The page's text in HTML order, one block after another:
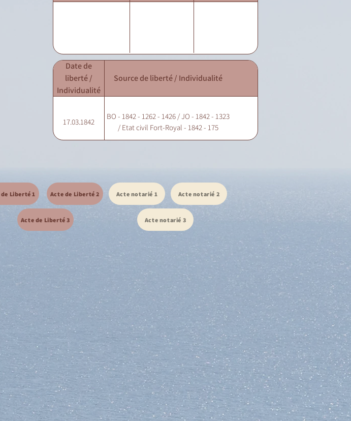
Date de
liberté /
Individualité
Source de liberté / Individualité
17.03.1842
BO - 1842 - 1262 - 1426 / JO - 1842 - 1323
/ Etat civil Fort-Royal - 1842 - 175
Liberté 1 Acte de Liberté 2
Acte de Liberté 3
Acte notarié 1 Acte notarié 2
Acte notarié 3